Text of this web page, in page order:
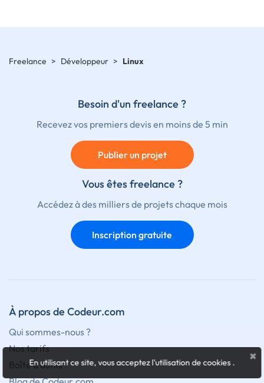
Freelance > Développeur > Linux
Besoin d'un freelance ?
Recevez vos premiers devis en moins de 5 min
Publier un projet
Vous êtes freelance ?
Accédez à des milliers de projets chaque mois
Inscription gratuite
À propos de Codeur.com
Qui sommes-nous ?
Nos tarifs
Boîte à outils
×
En utilisant ce site, vous acceptez l'utilisation de cookies.